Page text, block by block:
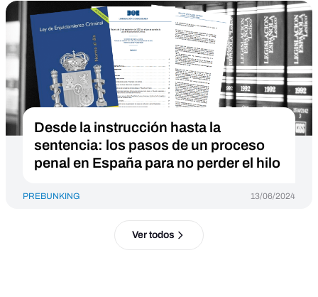
Desde la instrucción hasta la
sentencia: los pasos de un proceso
penal en España para no perder el hilo
PREBUNKING 13/06/2024
Ver todos